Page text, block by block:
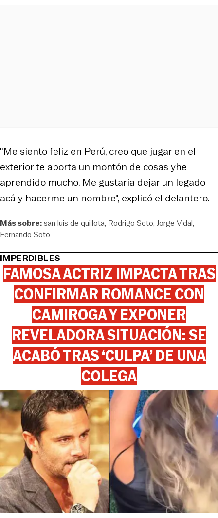
"Me siento feliz en Perú, creo que jugar en el
exterior te aporta un montón de cosas yhe
aprendido mucho. Me gustaría dejar un legado
acá y hacerme un nombre", explicó el delantero.
Más sobre:san luis de quillota Rodrigo Soto Jorge Vidal
Fernando Soto
IMPERDIBLES
FAMOSA ACTRIZ IMPACTA TRAS
CONFIRMAR ROMANCE CON
CAMIROGA Y EXPONER
REVELADORA SITUACIÓN: SE
ACABÓ TRAS ‘CULPA’ DE UNA
COLEGA